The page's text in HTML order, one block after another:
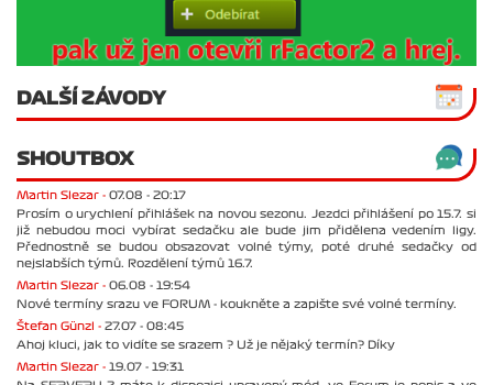
DALŠÍ ZÁVODY
SHOUTBOX
Martin Slezar - 07.08 - 20:17
Prosím o urychlení přihlášek na novou sezonu. Jezdci přihlášení po 15.7. si
již nebudou moci vybírat sedačku ale bude jim přidělena vedením ligy.
Přednostně se budou obsazovat volné týmy, poté druhé sedačky od
nejslabších týmů. Rozdělení týmů 16.7.
Martin Slezar - 06.08 - 19:54
Nové termíny srazu ve FORUM - koukněte a zapište své volné termíny.
Štefan Günzl - 27.07 - 08:45
Ahoj kluci, jak to vidíte se srazem ? Už je nějaký termín? Díky
Martin Slezar - 19.07 - 19:31